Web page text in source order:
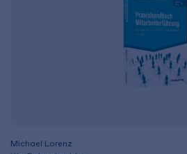
Michael Lorenz